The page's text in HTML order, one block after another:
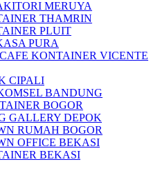
MERUYA
THAMRIN
PLUIT
PURA
KONTAINER VICENTE
CIPALI
BANDUNG
BOGOR
GALLERY DEPOK
RUMAH BOGOR
OFFICE BEKASI
BEKASI